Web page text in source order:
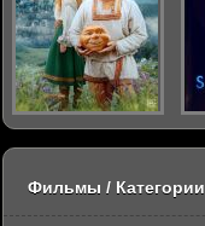
Фильмы / Категории